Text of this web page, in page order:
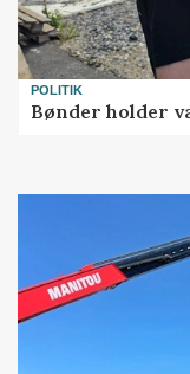
POLITIK
Bønder holder